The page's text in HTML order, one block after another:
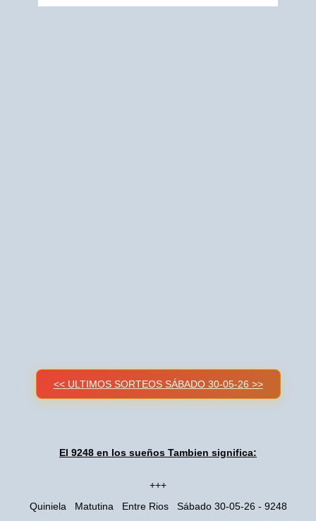
<< ULTIMOS SORTEOS SÁBADO 30-05-26 >>
El 9248 en los sueños Tambien significa:
+++
Quiniela Matutina Entre Rios Sábado 30-05-26 - 9248